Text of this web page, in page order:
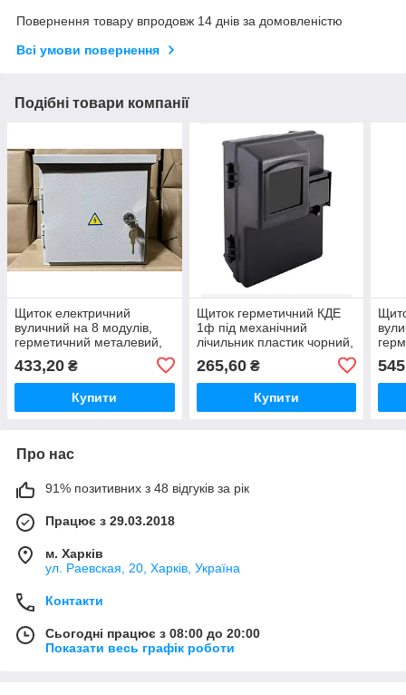
Повернення товару впродовж 14 днів за домовленістю
Всі умови повернення
Подібні товари компанії
Щиток електричний
вуличний на 8 модулів,
герметичний металевий,
433,20 ₴
Купити
Щиток герметичний КДЕ
1ф під механічний
лічильник пластик чорний,
265,60₴
Купити
Про нас
91% позитивних з 48 відгуків за рік
Працює з 29.03.2018
м. Харків
ул. Раевская, 20, Харків, Україна
Контакти
Сьогодні працює з 08:00 до 20:00
Показати весь графік роботи